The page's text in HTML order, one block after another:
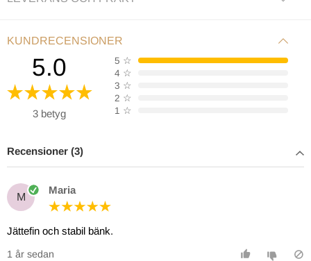
KUNDRECENSIONER
5.0
3 betyg
5 ☆
4 ☆
3 ☆
2 ☆
1 ☆
Recensioner (3)
M
Maria
Jättefin och stabil bänk.
1 år sedan